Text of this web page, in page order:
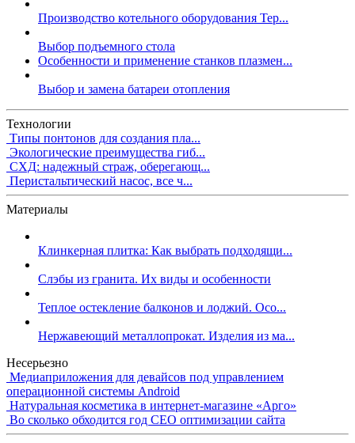
Производство котельного оборудования Тер...
Выбор подъемного стола
Особенности и применение станков плазмен...
Выбор и замена батареи отопления
Технологии
Типы понтонов для создания пла...
Экологические преимущества гиб...
СХД: надежный страж, оберегающ...
Перистальтический насос, все ч...
Материалы
Клинкерная плитка: Как выбрать подходящи...
Слэбы из гранита. Их виды и особенности
Теплое остекление балконов и лоджий. Осо...
Нержавеющий металлопрокат. Изделия из ма...
Несерьезно
Медиаприложения для девайсов под управлением
операционной системы Android
Натуральная косметика в интернет-магазине «Арго»
Во сколько обходится год СЕО оптимизации сайта